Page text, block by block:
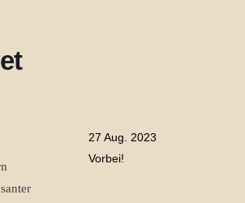
27 Aug. 2023
Vorbei!